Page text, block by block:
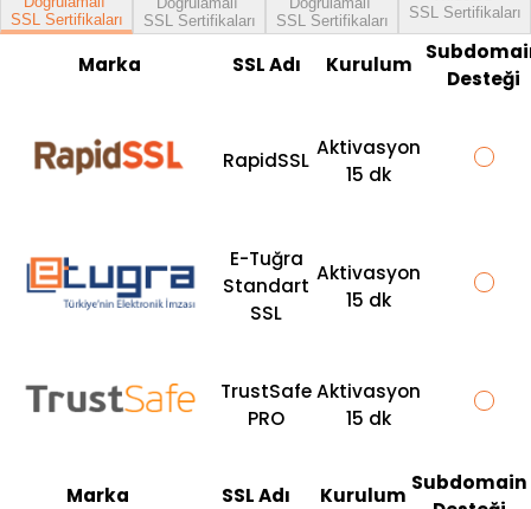
SSL Sertifikaları
SSL Sertifikaları
SSL Sertifikaları
SSL Sertifikaları
Marka SSL Adı Kurulum
Desteği
RapidSSL
Aktivasyon
15 dk
E-Tuğra
Standart
SSL
Aktivasyon
15 dk
TrustSafe
PRO
Aktivasyon
15 dk
Marka SSL Adı Kurulum
Subdomain